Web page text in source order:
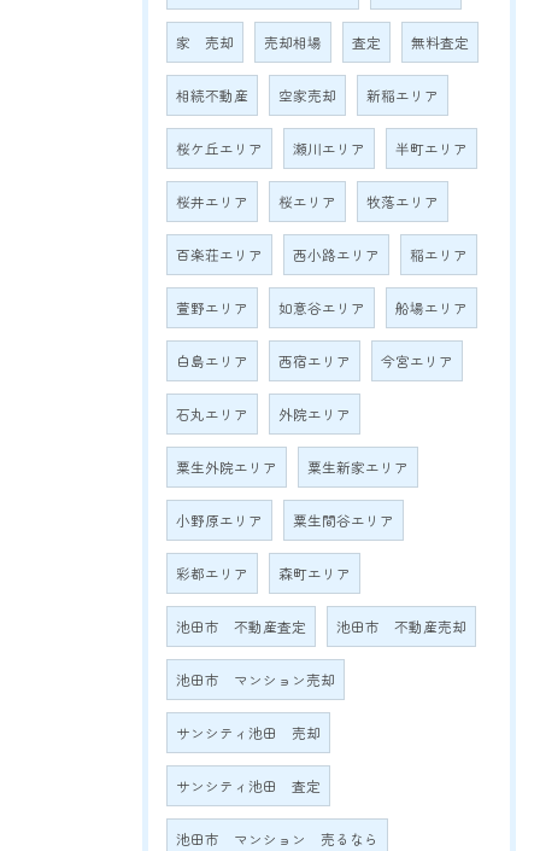
家 売却 売却相場 査定 無料査定
相続不動産 空家売却 新稲エリア
桜ケ丘エリア 瀬川エリア 半町エリア
桜井エリア 桜エリア 牧落エリア
百楽荘エリア 西小路エリア 稲エリア
萱野エリア 如意谷エリア 船場エリア
白島エリア 西宿エリア 今宮エリア
石丸エリア 外院エリア
粟生外院エリア 粟生新家エリア
小野原エリア 粟生間谷エリア
彩都エリア 森町エリア
池田市 不動産査定 池田市 不動産売却
池田市 マンション売却
サンシティ池田 売却
サンシティ池田 査定
池田市 マンション 売るなら